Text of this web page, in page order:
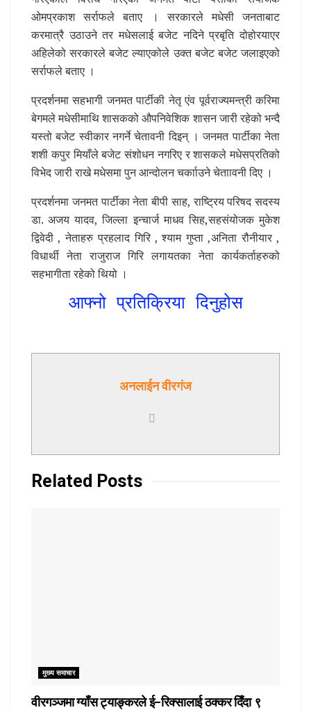
ओमप्रकाश सर्राफले बताए । सरकारले मधेसी जनताबाट
करमात्रै उठाउने तर मधेसलाई बजेट नदिने प्रबृति दोहोरयाएर
अहिलेको सरकारले बजेट ल्याएकोले उक्त बजेट बजेट जलाइएको
सर्राफले बताए ।
प्रदर्शनमा सहभागी जनमत पार्टीकी नेतृ एंव पूर्वराज्यमन्त्री करिमा
बेगमले मधेसीमाथि शासकको औपनिवेशिक शासन जारी रहेको भन्दै
यस्तो बजेट स्वीकार नगर्ने चेतावनी दिइन् । जनमत पार्टीका नेता
शशी कपुर मियाँले बजेट संशोधन नगरिए र शासकले मधेसप्रतिको
विभेद जारी राखे मधेसमा पुन आन्दोलन चर्कााउने चेताावनी दिए ।
प्रदर्शनमा जनमत पार्टीका नेता बीपी साह, राष्ट्रिय परिषद सदस्य
डा. अजय यादव, जिल्ला इन्चार्ज माधव सिह,सहसंयोजक मुकेश
द्विवेदी , नेताहरु प्रहलाद गिरि , श्याम गुप्ता ,अनिता रौनीयार ,
विधार्थी नेता राजुराज गिरि लगायतका नेता कार्यकर्ताहरुको
सहभागीता रहेको थियो ।
आफ्नो प्रतिक्रिया दिनुहोस
अनलाईन वीरगंज
Related Posts
मुख्य समाचार
वीरगञ्जमा ग्याँस ट्याङ्करले ई–रिक्सालाई ठक्कर दिँदा ९